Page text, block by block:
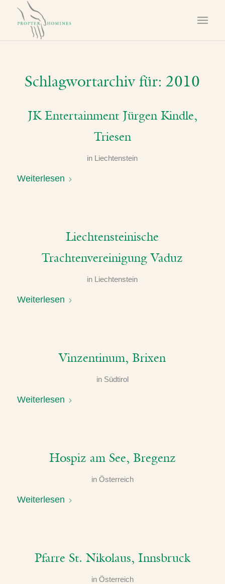
Schlagwortarchiv für:2010
JK Entertainment Jürgen Kindle,
Triesen
in Liechtenstein
Weiterlesen
Liechtensteinische
Trachtenvereinigung Vaduz
in Liechtenstein
Weiterlesen
Vinzentinum, Brixen
in Südtirol
Weiterlesen
Hospiz am See, Bregenz
in Österreich
Weiterlesen
Pfarre St. Nikolaus, Innsbruck
in Österreich